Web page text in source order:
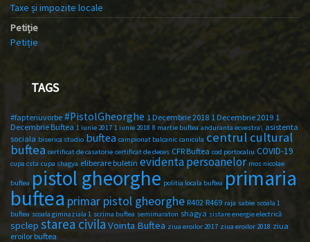
Taxe și impozite locale
Petiție
Petiție
TAGS
#faptenuvorbe #PistolGheorghe 1 Decembrie 2018 1 Decembrie 2019 1
Decembrie Buftea 1 iunie 2017 1 iunie 2018 8 martie buftea anduranta ecvestra\ asistenta
sociala biserica studio buftea campionat balcanic canicula centrul cultural
buftea certificat de casatorie certificat de deces CFR Buftea cod portocaliu COVID-19
cupa csta cupa shagya eliberare buletin evidenta persoanelor mos nicolae
buftea pistol gheorghe politia locala buftea primaria
buftea primar pistol gheorghe R402 R469 raja sabie scoala 1
buftea scoala gimnaziala 1 scrima buftea semimaraton shagya sistare energie electrică
spclep starea civila Vointa Buftea ziua eroilor 2017 ziua eroilor 2018 ziua
eroilor buftea